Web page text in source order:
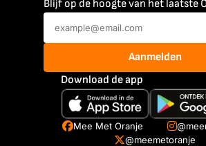
Blijf op de hoogte van het laatste
Aanmelden
Download de app
Mee Met Oranje
@meemetoranje